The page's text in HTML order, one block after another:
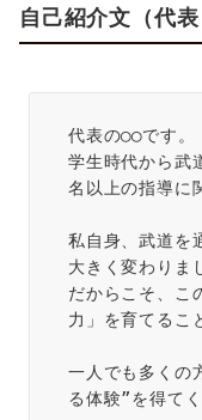
自己紹介文（代表
代表の◯◯です。
学生時代から武
名以上の指導に
私自身、武道を
大きく変わり
だからこそ、こ
力」を育てるこ
一人でも多くの
る体験”を得て